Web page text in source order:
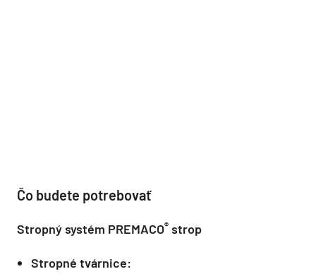
Čo budete potrebovať
Stropný systém PREMACO® strop
Stropné tvárnice: